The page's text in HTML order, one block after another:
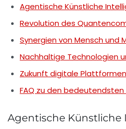
Agentische Künstliche
Revolution des
Synergien von Mensch und
Nachhaltige Technologien
Zukunft digitale
FAQ zu den
Agentische Künstliche